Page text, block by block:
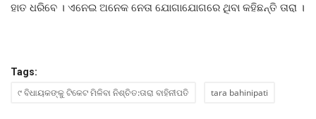
ଖେଳ ଖବର
ହାତ ଧରିବେ । ଏନେଇ ଅନେକ ନେତା ଯୋଗାଯୋଗରେ ଥିବା କହିଛନ୍ତି ତାରା ।
Tags:
୯ ବିଧାୟକଙ୍କୁ ଟିକେଟ ମିଳିବା ନିଶ୍ଚିତ:ତାରା ବାହିନୀପତି tara bahinipati